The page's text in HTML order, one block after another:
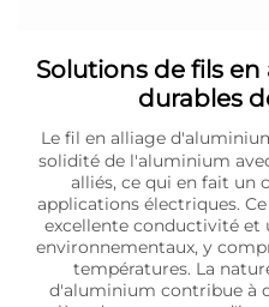
Solutions de fils
durables
Le fil en alliage
solidité de l'aluminium
alliés, ce qui en fait un
applications électriques.
excellente conductivité et
environnementaux, y
températures. La
d'aluminium contribue à